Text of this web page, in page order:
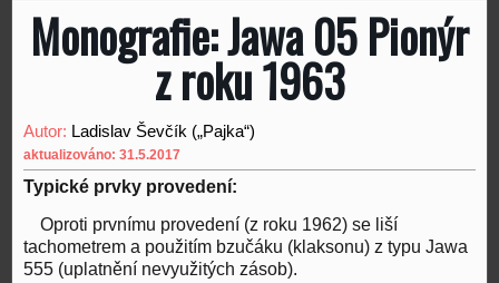
Monografie: Jawa 05 Pionýr
z roku 1963
Autor: Ladislav Ševčík („Pajka“)
aktualizováno: 31.5.2017
Typické prvky provedení:
Oproti prvnímu provedení (z roku 1962) se liší
tachometrem a použitím bzučáku (klaksonu) z typu Jawa
555 (uplatnění nevyužitých zásob).